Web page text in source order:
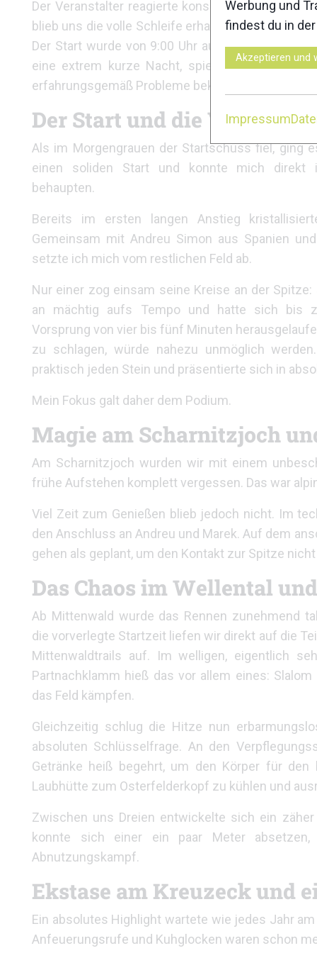
Der Veranstalter reagierte konsequent. Während
blieb uns die volle Schleife erhalten – allerdings
Der Start wurde von 9:00 Uhr auf 5:00 Uhr
eine extrem kurze Nacht, spielte mir aber in
erfahrungsgemäß Probleme bekomme.
Der Start und die
Als im Morgengrauen der Startschuss fiel, ging
einen soliden Start und konnte mich direkt
behaupten.
Bereits im ersten langen Anstieg
Gemeinsam mit Andreu Simon aus Spanien
setzte ich mich vom restlichen Feld ab.
Nur einer zog einsam seine Kreise an der
an mächtig aufs Tempo und hatte sich bis
Vorsprung von vier bis fünf Minuten
zu schlagen, würde nahezu unmöglich
praktisch jeden Stein und präsentierte sich in
Mein Fokus galt daher dem Podium.
Magie am Scharnitzjoch
Am Scharnitzjoch wurden wir mit einem
frühe Aufstehen komplett vergessen. Das war
Viel Zeit zum Genießen blieb jedoch nicht. Im
den Anschluss an Andreu und Marek. Auf dem
gehen als geplant, um den Kontakt zur Spitze
Das Chaos im Wellental
Ab Mittenwald wurde das Rennen zunehmend
die vorverlegte Startzeit liefen wir direkt auf die
Mittenwaldtrails auf. Im welligen, eigentlich
Partnachklamm hieß das vor allem eines:
das Feld kämpfen.
Gleichzeitig schlug die Hitze nun
absoluten Schlüsselfrage. An den
Getränke heiß begehrt, um den Körper für den
Laubhütte zum Osterfelderkopf zu kühlen und
Zwischen uns Dreien entwickelte sich ein
konnte sich einer ein paar Meter
Abnutzungskampf.
Ekstase am Kreuzeck und
Ein absolutes Highlight wartete wie jedes Jahr
Anfeuerungsrufe und Kuhglocken waren schon
Werbung und
findest du in der
Akzeptieren und
Impressum